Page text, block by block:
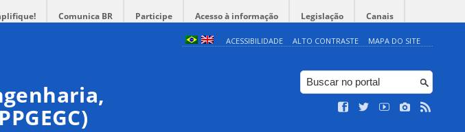
Comunica BR Participe Acesso à informação Legislação Canais
ACESSIBILIDADE ALTO CONTRASTE MAPA DO SITE